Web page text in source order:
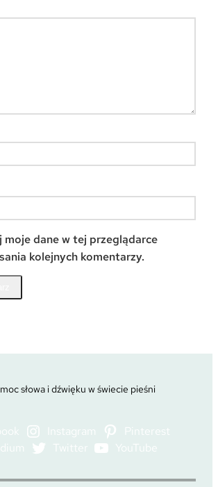
moje dane w tej przeglądarce
kolejnych komentarzy.
słowa i dźwięku w świecie pieśni
Instagram
Pinterest
Twitter YouTube